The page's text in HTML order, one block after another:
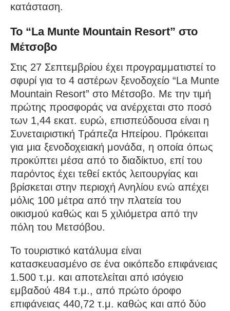
κατάσταση.
To “La Munte Mountain Resort” στο
Μέτσοβο
Στις 27 Σεπτεμβρίου έχει προγραμματιστεί το
σφυρί για το 4 αστέρων ξενοδοχείο “La Munte
Mountain Resort” στο Μέτσοβο. Με την τιμή
πρώτης προσφοράς να ανέρχεται στο ποσό
των 1,44 εκατ. ευρώ, επισπεύδουσα είναι η
Συνεταιριστική Τράπεζα Ηπείρου. Πρόκειται
για μια ξενοδοχειακή μονάδα, η οποία όπως
προκύπτει μέσα από το διαδίκτυο, επί του
παρόντος έχει τεθεί εκτός λειτουργίας και
βρίσκεται στην περιοχή Ανηλίου ενώ απέχει
μόλις 100 μέτρα από την πλατεία του
οικισμού καθώς και 5 χιλιόμετρα από την
πόλη του Μετσόβου.
Το τουριστικό κατάλυμα είναι
κατασκευασμένο σε ένα οικόπεδο επιφάνειας
1.500 τ.μ. και αποτελείται από ισόγειο
εμβαδού 484 τ.μ., από πρώτο όροφο
επιφάνειας 440,72 τ.μ. καθώς και από δύο